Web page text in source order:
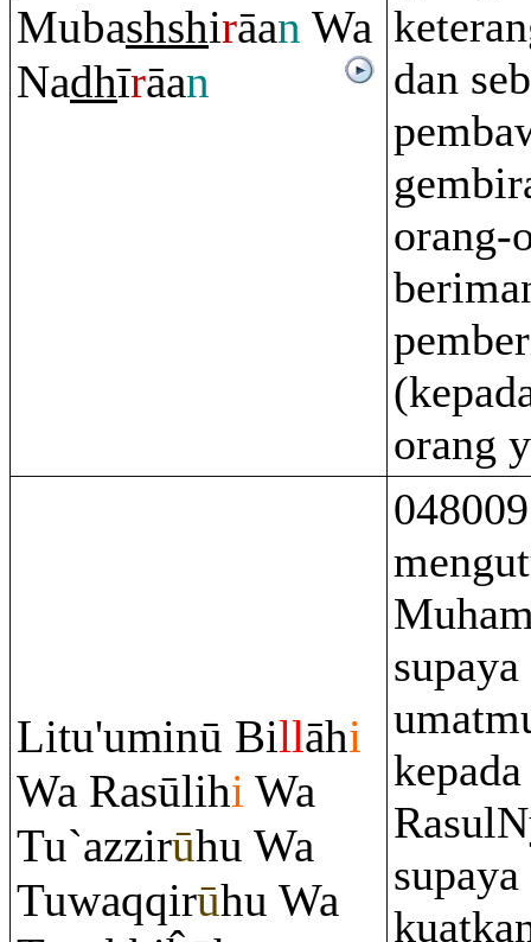
Mubashshirāan Wa
Nadhīrāan
dan
orang-
orang
Litu'uminū Billāhi
Wa Rasūlihi Wa
Tu`azzirūhu Wa
Tuwaqqirūhu Wa